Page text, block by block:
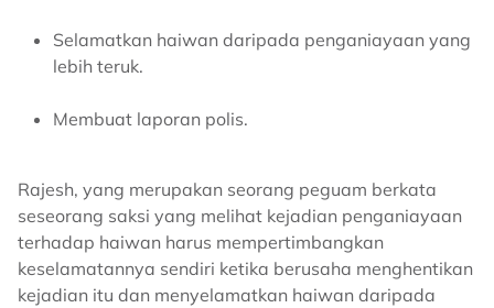
Selamatkan haiwan daripada penganiayaan yang
lebih teruk.
Membuat laporan polis.
Rajesh, yang merupakan seorang peguam berkata
seseorang saksi yang melihat kejadian penganiayaan
terhadap haiwan harus mempertimbangkan
keselamatannya sendiri ketika berusaha menghentikan
kejadian itu dan menyelamatkan haiwan daripada